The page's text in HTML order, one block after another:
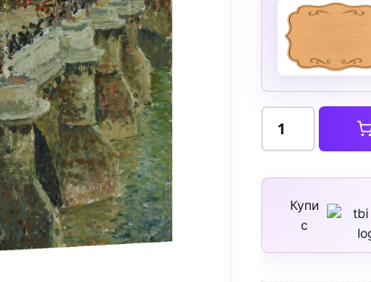
количество
Ньоф
Купи
с